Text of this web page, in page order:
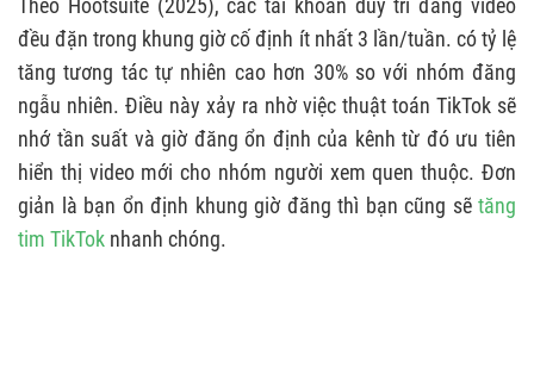
Theo Hootsuite (2025), các tài khoản duy trì đăng video
đều đặn trong khung giờ cố định ít nhất 3 lần/tuần. có tỷ lệ
tăng tương tác tự nhiên cao hơn 30% so với nhóm đăng
ngẫu nhiên. Điều này xảy ra nhờ việc thuật toán TikTok sẽ
nhớ tần suất và giờ đăng ổn định của kênh từ đó ưu tiên
hiển thị video mới cho nhóm người xem quen thuộc. Đơn
giản là bạn ổn định khung giờ đăng thì bạn cũng sẽtăng
tim TikTok nhanh chóng.